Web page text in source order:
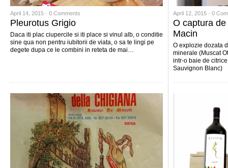
April 14, 2015 · 0 Comments
Pleurotus Grigio
Daca iti plac ciupercile si iti place si vinul alb, o conditie
sine qua non pentru iubitorii de viata, o sa te lingi pe
degete dupa ce le combini in reteta de mai…
April 12, 2015 · 0
O captura
Macin
O explozie dozata
minerale (Muscat
intr-o baie de
Sauvignon